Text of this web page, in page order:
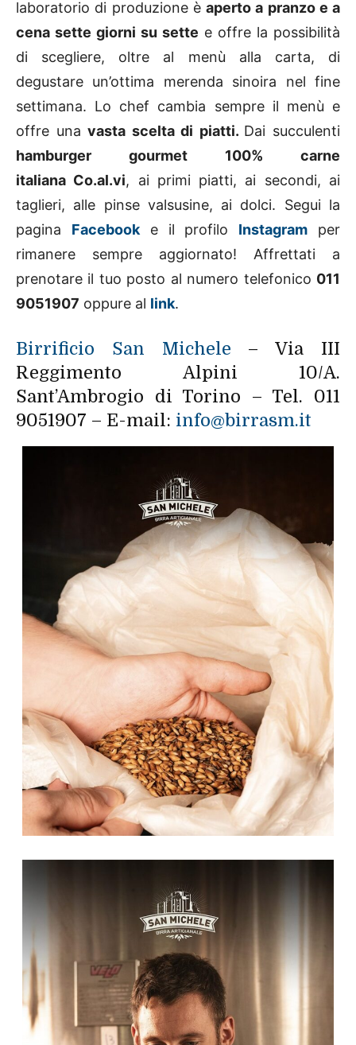
laboratorio di produzione è aperto a pranzo e a
cena sette giorni su sette e offre la possibilità
di scegliere, oltre al menù alla carta, di
degustare un’ottima merenda sinoira nel fine
settimana. Lo chef cambia sempre il menù e
offre unavasta scelta di piatti. Dai succulenti
hamburger gourmet
100% carne
italiana Co.al.vi, ai primi piatti, ai secondi, ai
taglieri, alle pinse valsusine, ai dolci. Segui la
pagina Facebooke il profilo Instagram per
rimanere sempre aggiornato! Affrettati a
prenotare il tuo posto al numero telefonico 011
9051907 oppure al link.
Birrificio San Michele – Via III
Reggimento Alpini 10/A.
Sant’Ambrogio di Torino – Tel. 011
9051907 – E-mail: info@birrasm.it